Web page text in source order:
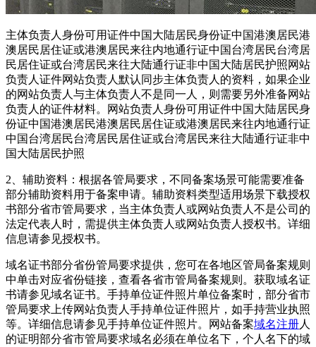
主体负责人身份可用证件中国大陆居民身份证中国港澳居民港
澳居民居住证或港澳居民来往内地通行证中国台湾居民台湾居
民居住证或台湾居民来往大陆通行证非中国大陆居民护照网站
负责人证件网站负责人默认同步主体负责人的资料，如果企业
的网站负责人与主体负责人不是同一人，则需要另外准备网站
负责人的证件材料。网站负责人身份可用证件中国大陆居民身
份证中国港澳居民港澳居民居住证或港澳居民来往内地通行证
中国台湾居民台湾居民居住证或台湾居民来往大陆通行证非中
国大陆居民护照
2、辅助资料：根据各管局要求，不同备案场景可能需要准备
部分辅助资料用于备案申请。辅助资料类型适用场景下载授权
书部分省市管局要求，当主体负责人或网站负责人不是公司的
法定代表人时，需提供主体负责人或网站负责人授权书。详细
信息请参见授权书。
域名证书部分省份管局要求提供，您可在各地区管局备案规则
中单击对应省份链接，查看各省市管局备案规则。获取域名证
书请参见域名证书。手持单位证件照片单位备案时，部分省市
管局要求上传网站负责人手持单位证件照片，如手持营业执照
等。详细信息请参见手持单位证件照片。网站备案域名注册人
的证明部分省市管局要求域名必须在单位名下，个人名下的域